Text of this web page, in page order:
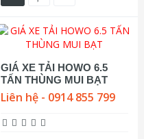
GIÁ XE TẢI HOWO 6.5
TẤN THÙNG MUI BẠT
Liên hệ - 0914 855 799